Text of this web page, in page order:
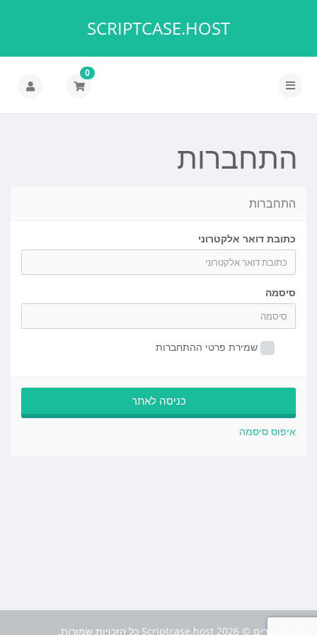
SCRIPTCASE.HOST
הפעלת
0
התחברות
התחברות
כתובת דואר אלקטרוני
סיסמה
שמירת פרטי ההתחברות
איפוס סיסמה
זכויות יוצרים © 2026 Scriptcase.host כל הזכויות שמורות.